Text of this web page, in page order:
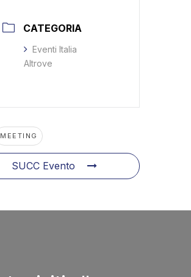
CATEGORIA
Eventi Italia
Altrove
MEETING
SUCC Evento